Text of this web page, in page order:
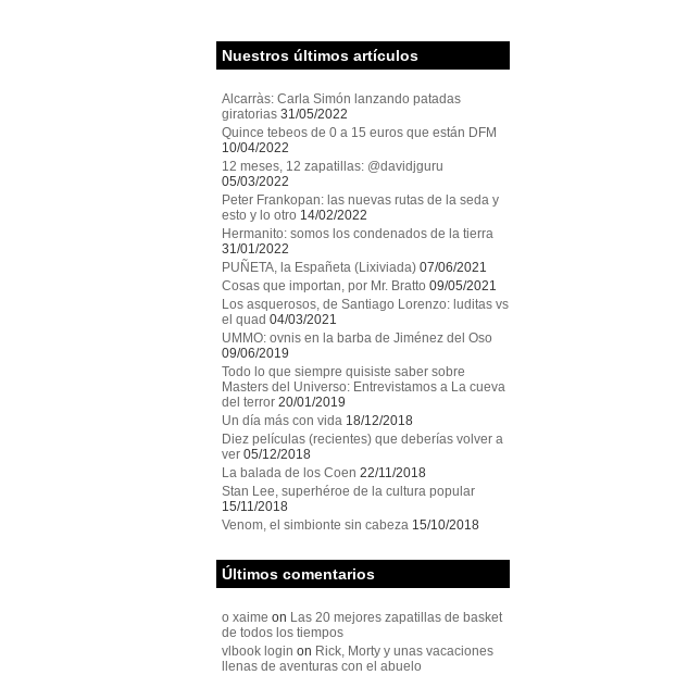
Nuestros últimos artículos
Alcarràs: Carla Simón lanzando patadas
giratorias 31/05/2022
Quince tebeos de 0 a 15 euros que están DFM
10/04/2022
12 meses, 12 zapatillas: @davidjguru
05/03/2022
Peter Frankopan: las nuevas rutas de la seda y
esto y lo otro 14/02/2022
Hermanito: somos los condenados de la tierra
31/01/2022
PUÑETA, la Españeta (Lixiviada) 07/06/2021
Cosas que importan, por Mr. Bratto 09/05/2021
Los asquerosos, de Santiago Lorenzo: luditas vs
el quad 04/03/2021
UMMO: ovnis en la barba de Jiménez del Oso
09/06/2019
Todo lo que siempre quisiste saber sobre
Masters del Universo: Entrevistamos a La cueva
del terror 20/01/2019
Un día más con vida 18/12/2018
Diez películas (recientes) que deberías volver a
ver 05/12/2018
La balada de los Coen 22/11/2018
Stan Lee, superhéroe de la cultura popular
15/11/2018
Venom, el simbionte sin cabeza 15/10/2018
Últimos comentarios
o xaime on Las 20 mejores zapatillas de basket
de todos los tiempos
vlbook login on Rick, Morty y unas vacaciones
llenas de aventuras con el abuelo